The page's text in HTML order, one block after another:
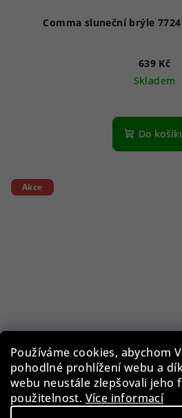
Používáme cookies, abychom
pohodlné prohlížení webu a
webu neustále zlepšovali jeho
použitelnost. Více informací
639 Kč
Skladem
Do
Akce